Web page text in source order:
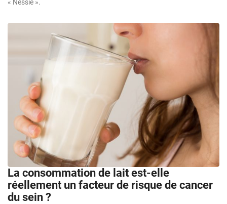
« Nessie ».
La consommation de lait est-elle
réellement un facteur de risque de cancer
du sein ?